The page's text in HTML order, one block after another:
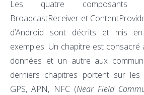
Les quatre composants
BroadcastReceiver et
d’Android sont décrits et mis
exemples. Un chapitre est consacré
données et un autre aux
derniers chapitres portent sur les
GPS, APN, NFC (Near Field